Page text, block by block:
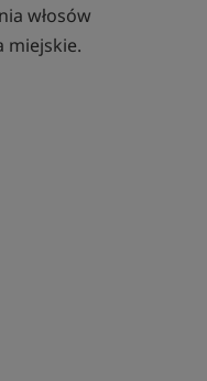
włosów
miejskie.